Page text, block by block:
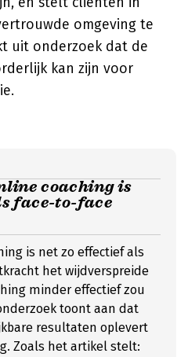
omgeving te
uit onderzoek dat de
kan zijn voor
coaching is
face-to-face
is net zo effectief als
het wijdverspreide
minder effectief zou
toont aan dat
resultaten oplevert
Zoals het artikel stelt: